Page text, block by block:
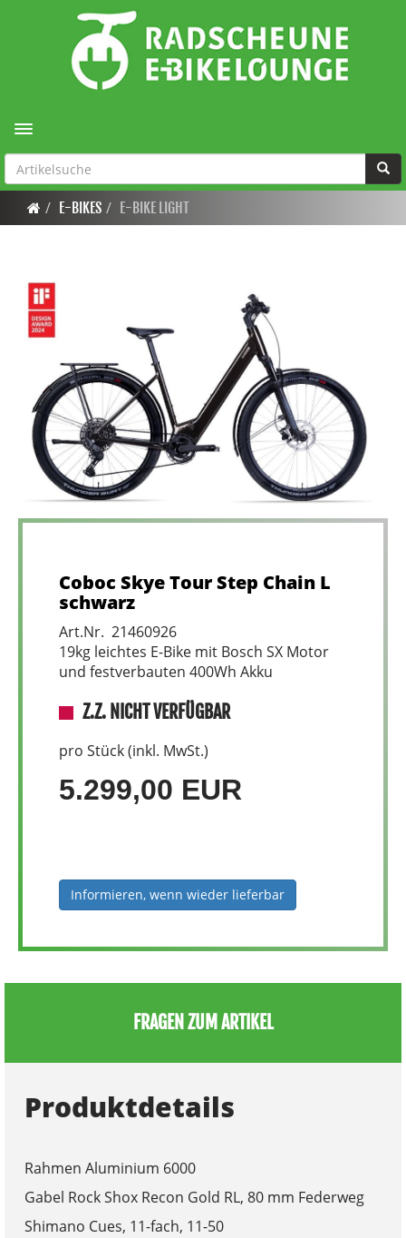
Toggle navigation
E-BIKES E-BIKE LIGHT
Coboc Skye Tour Step Chain L
schwarz
Art.Nr. 21460926
19kg leichtes E-Bike mit Bosch SX Motor
und festverbauten 400Wh Akku
Z.Z. NICHT VERFÜGBAR
pro Stück (inkl. MwSt.)
5.299,00 EUR
Informieren, wenn wieder lieferbar
FRAGEN ZUM ARTIKEL
Produktdetails
Rahmen Aluminium 6000
Gabel Rock Shox Recon Gold RL, 80 mm Federweg
Shimano Cues, 11-fach, 11-50